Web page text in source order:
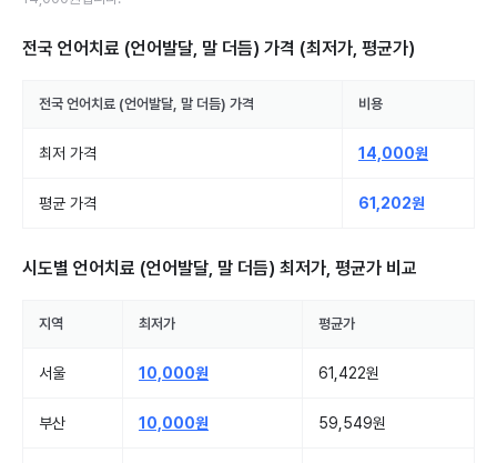
전국 언어치료 (언어발달, 말 더듬) 가격 (최저가, 평균가)
전국 언어치료 (언어발달, 말 더듬) 가격 비용
최저 가격 14,000원
평균 가격 61,202원
시도별 언어치료 (언어발달, 말 더듬) 최저가, 평균가 비교
지역 최저가 평균가
서울 10,000원 61,422원
부산 10,000원 59,549원